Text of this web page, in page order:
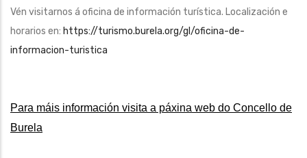
Vén visitarnos á oficina de información turística. Localización e
horarios en: https://turismo.burela.org/gl/oficina-de-
informacion-turistica
Para máis información visita a páxina web do Concello de
Burela